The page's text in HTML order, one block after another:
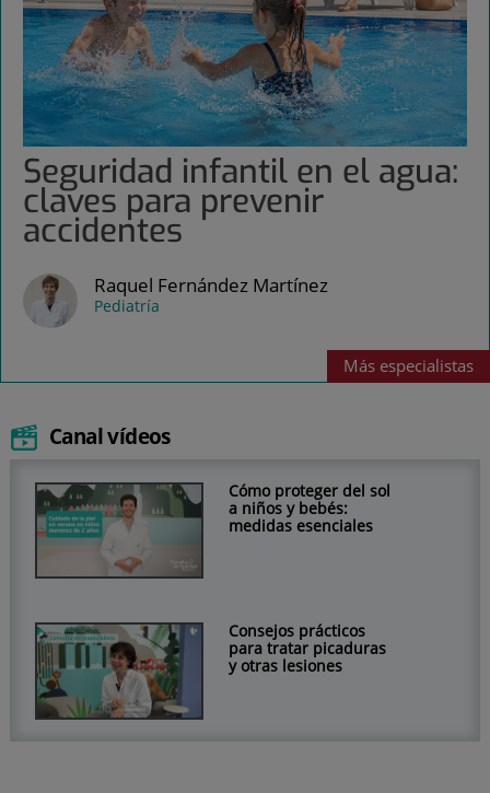
Seguridad infantil en el agua:
claves para prevenir
accidentes
Raquel Fernández Martínez
Pediatría
Más especialistas
Canal vídeos
Cómo proteger del sol
a niños y bebés:
medidas esenciales
Consejos prácticos
para tratar picaduras
y otras lesiones